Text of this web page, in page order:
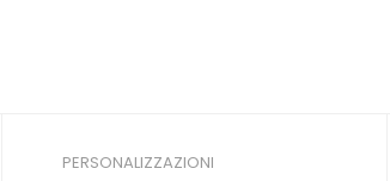
PERSONALIZZAZIONI